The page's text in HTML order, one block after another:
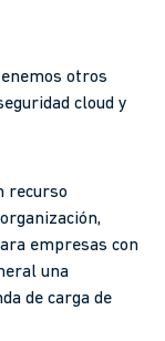
otros
cloud y
recurso
empresas con
una
de carga de